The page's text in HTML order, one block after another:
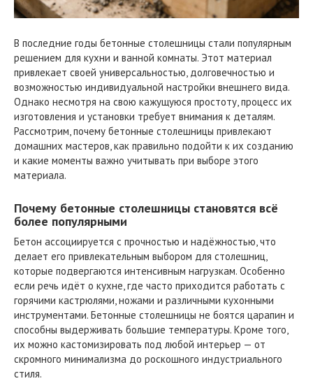
В последние годы бетонные столешницы стали популярным
решением для кухни и ванной комнаты. Этот материал
привлекает своей универсальностью, долговечностью и
возможностью индивидуальной настройки внешнего вида.
Однако несмотря на свою кажущуюся простоту, процесс их
изготовления и установки требует внимания к деталям.
Рассмотрим, почему бетонные столешницы привлекают
домашних мастеров, как правильно подойти к их созданию
и какие моменты важно учитывать при выборе этого
материала.
Почему бетонные столешницы становятся всё
более популярными
Бетон ассоциируется с прочностью и надёжностью, что
делает его привлекательным выбором для столешниц,
которые подвергаются интенсивным нагрузкам. Особенно
если речь идёт о кухне, где часто приходится работать с
горячими кастрюлями, ножами и различными кухонными
инструментами. Бетонные столешницы не боятся царапин и
способны выдерживать большие температуры. Кроме того,
их можно кастомизировать под любой интерьер — от
скромного минимализма до роскошного индустриального
стиля.